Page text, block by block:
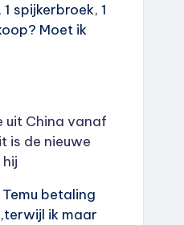
spijkerbroek, 1
Moet ik
uit China vanaf
is de nieuwe
betaling
ik maar